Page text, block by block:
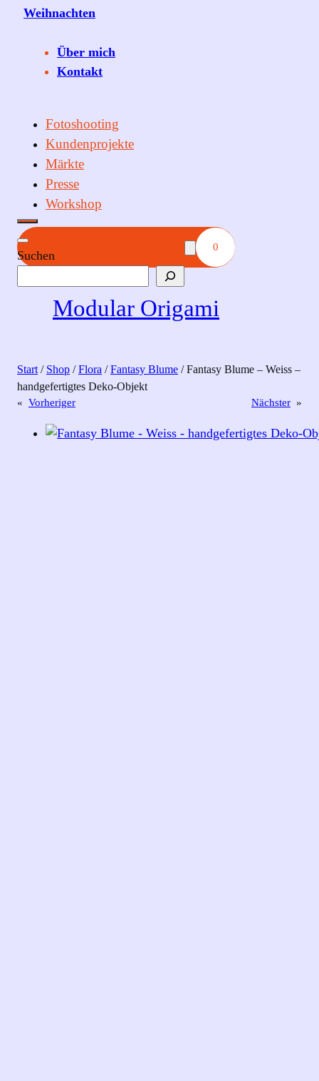
Weihnachten
Über mich
Kontakt
Fotoshooting
Kundenprojekte
Märkte
Presse
Workshop
Suchen
0
Modular Origami
Start/ Shop /Flora /Fantasy Blume / Fantasy Blume – Weiss –
handgefertigtes Deko‑Objekt
« Vorheriger Nächster »